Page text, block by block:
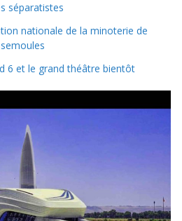
séparatistes
nationale de la minoterie de
6 et le grand théâtre bientôt